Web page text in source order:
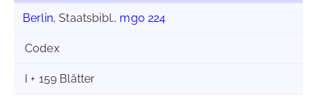
Berlin, Staatsbibl., mgo 224
Codex
I + 159 Blätter